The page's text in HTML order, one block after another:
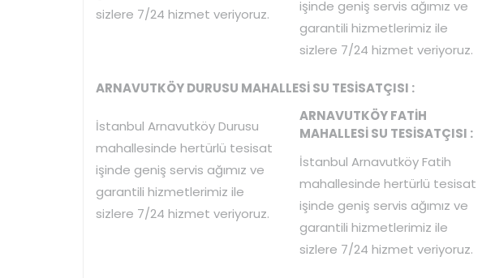
sizlere 7/24 hizmet veriyoruz.
işinde geniş servis ağımız ve
garantili hizmetlerimiz ile
sizlere 7/24 hizmet veriyoruz.
ARNAVUTKÖY DURUSU MAHALLESİ SU TESİSATÇISI :
İstanbul Arnavutköy Durusu
mahallesinde hertürlü tesisat
işinde geniş servis ağımız ve
garantili hizmetlerimiz ile
sizlere 7/24 hizmet veriyoruz.
ARNAVUTKÖY FATİH
MAHALLESİ SU TESİSATÇISI :
İstanbul Arnavutköy Fatih
mahallesinde hertürlü tesisat
işinde geniş servis ağımız ve
garantili hizmetlerimiz ile
sizlere 7/24 hizmet veriyoruz.